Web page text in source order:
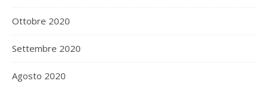
Ottobre 2020
Settembre 2020
Agosto 2020